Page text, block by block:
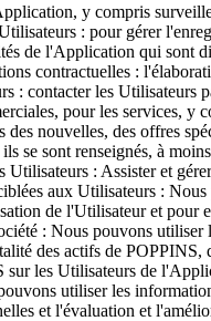
y compris
: pour gérer
de l'Application qui sont
contractuelles :
: contacter les Utilisateurs
pour les services, y
nouvelles, des offres
se sont renseignés, à
Utilisateurs : Assister et
aux Utilisateurs :
de l'Utilisateur et pour
: Nous pouvons
des actifs de
sur les Utilisateurs de
utiliser les
et l'évaluation et